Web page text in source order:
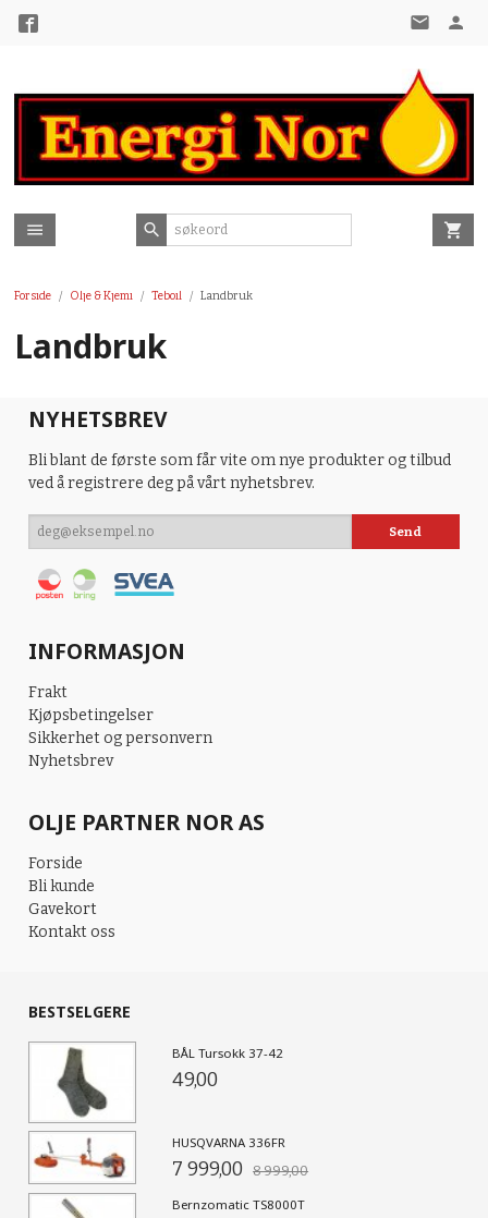
Forside Olje & Kjemi Teboil Landbruk
Landbruk
NYHETSBREV
Bli blant de første som får vite om nye produkter og tilbud
ved å registrere deg på vårt nyhetsbrev.
INFORMASJON
Frakt
Kjøpsbetingelser
Sikkerhet og personvern
Nyhetsbrev
OLJE PARTNER NOR AS
Forside
Bli kunde
Gavekort
Kontakt oss
BESTSELGERE
BÅL Tursokk 37-42
49,00
HUSQVARNA 336FR
7 999,00 8 999,00
Bernzomatic TS8000T